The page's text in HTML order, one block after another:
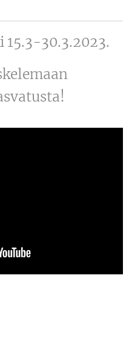
15.3-30.3.2023.